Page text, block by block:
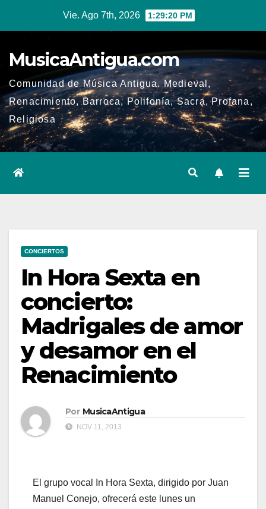
Vie. Ago 7th, 2026 1:29:20 PM
MusicaAntigua.com
Comunidad de Música Antigua. Medieval,
Renacimiento, Barroca, Polifonía, Sacra, Profana,
Religiosa
CONCIERTOS
In Hora Sexta en
concierto:
Madrigales de amor
y desamor en el
Renacimiento
Por MusicaAntigua
NOV 11, 2013
El grupo vocal In Hora Sexta, dirigido por Juan
Manuel Conejo, ofrecerá este lunes un